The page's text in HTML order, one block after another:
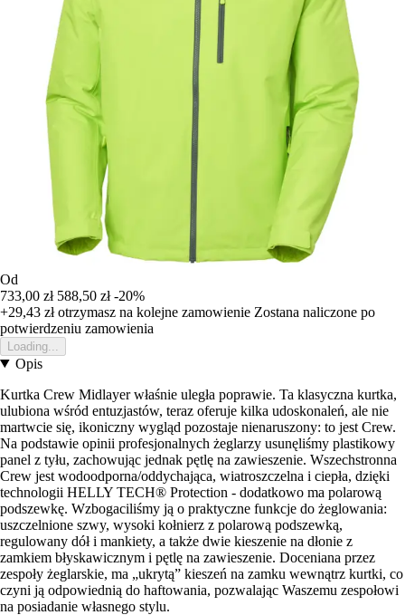
Od
733,00 zł 588,50 zł -20%
+29,43 złotrzymasz na kolejne zamowienie Zostana naliczone po
potwierdzeniu zamowienia
Loading...
Opis
Kurtka Crew Midlayer właśnie uległa poprawie. Ta klasyczna kurtka,
ulubiona wśród entuzjastów, teraz oferuje kilka udoskonaleń, ale nie
martwcie się, ikoniczny wygląd pozostaje nienaruszony: to jest Crew.
Na podstawie opinii profesjonalnych żeglarzy usunęliśmy plastikowy
panel z tyłu, zachowując jednak pętlę na zawieszenie. Wszechstronna
Crew jest wodoodporna/oddychająca, wiatroszczelna i ciepła, dzięki
technologii HELLY TECH® Protection - dodatkowo ma polarową
podszewkę. Wzbogaciliśmy ją o praktyczne funkcje do żeglowania:
uszczelnione szwy, wysoki kołnierz z polarową podszewką,
regulowany dół i mankiety, a także dwie kieszenie na dłonie z
zamkiem błyskawicznym i pętlę na zawieszenie. Doceniana przez
zespoły żeglarskie, ma „ukrytą” kieszeń na zamku wewnątrz kurtki, co
czyni ją odpowiednią do haftowania, pozwalając Waszemu zespołowi
na posiadanie własnego stylu.